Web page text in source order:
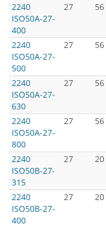
2240
ISO50A-27-
400
27 56
2240
ISO50A-27-
500
27 56
2240
ISO50A-27-
630
27 56
2240
ISO50A-27-
800
27 56
2240
ISO50B-27-
315
27 20
2240
ISO50B-27-
400
27 20